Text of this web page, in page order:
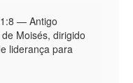
— Antigo
Moisés, dirigido
liderança para